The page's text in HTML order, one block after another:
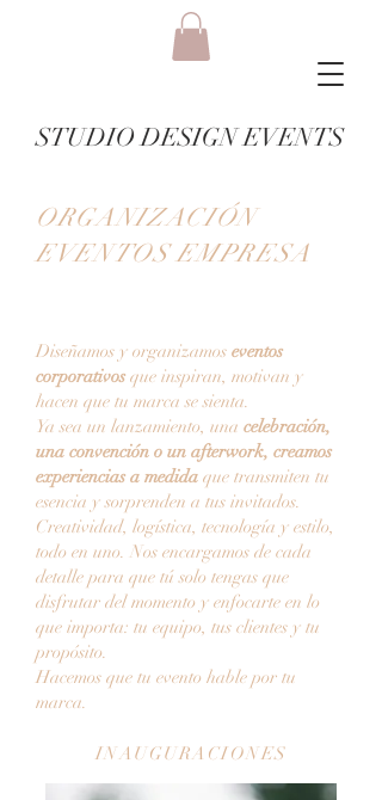
STUDIO DESIGN EVENTS
ORGANIZACIÓN
EVENTOS EMPRESA
Diseñamos y organizamos eventos
corporativos que inspiran, motivan y
hacen que tu marca se sienta.
Ya sea un lanzamiento, una celebración,
una convención o un afterwork, creamos
experiencias a medida que transmiten tu
esencia y sorprenden a tus invitados.
Creatividad, logística, tecnología y estilo,
todo en uno. Nos encargamos de cada
detalle para que tú solo tengas que
disfrutar del momento y enfocarte en lo
que importa: tu equipo, tus clientes y tu
propósito.
Hacemos que tu evento hable por tu
marca.
INAUGURACIONES